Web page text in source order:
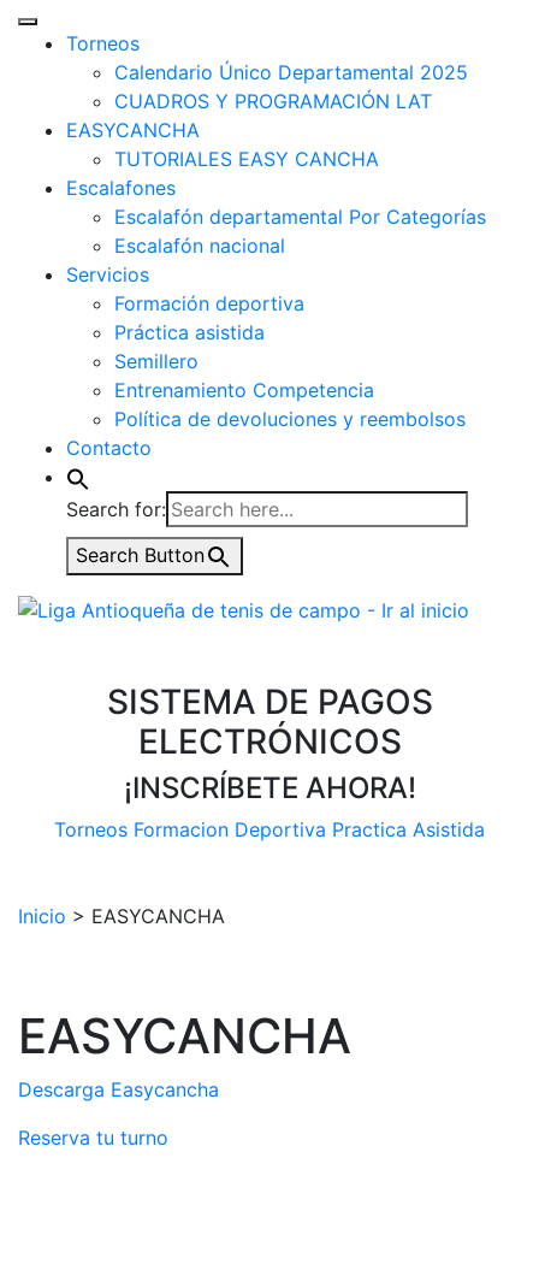
Torneos
Calendario Único Departamental 2025
CUADROS Y PROGRAMACIÓN LAT
EASYCANCHA
TUTORIALES EASY CANCHA
Escalafones
Escalafón departamental Por Categorías
Escalafón nacional
Servicios
Formación deportiva
Práctica asistida
Semillero
Entrenamiento Competencia
Política de devoluciones y reembolsos
Contacto
Search for:
Search Button
SISTEMA DE PAGOS
ELECTRÓNICOS
¡INSCRÍBETE AHORA!
Torneos Formacion Deportiva Practica Asistida
Inicio > EASYCANCHA
EASYCANCHA
Descarga Easycancha
Reserva tu turno